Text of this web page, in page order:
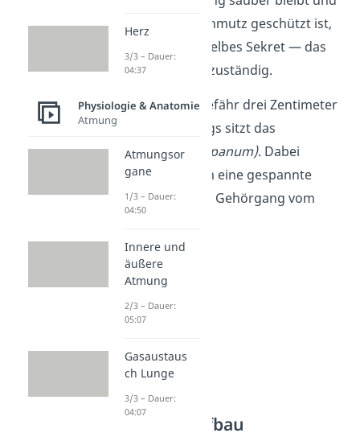
vor Staub oder Schmutz geschützt ist,
ist ein klebriges, gelbes Sekret — das
Ohrenschmalz — zuständig.
Am Ende des ungefähr drei Zentimeter
langen Gehörgangs sitzt das
Trommelfell(Tympanum). Dabei
handelt es sich um eine gespannte
Membran, die den Gehörgang vom
Mittelohr Aufbau
Herz
3/3 – Dauer:
04:37
Physiologie & Anatomie
Atmung
Atmungsor
gane
1/3 – Dauer:
04:50
Innere und
äußere
Atmung
2/3 – Dauer:
05:07
Gasaustaus
ch Lunge
3/3 – Dauer:
04:07